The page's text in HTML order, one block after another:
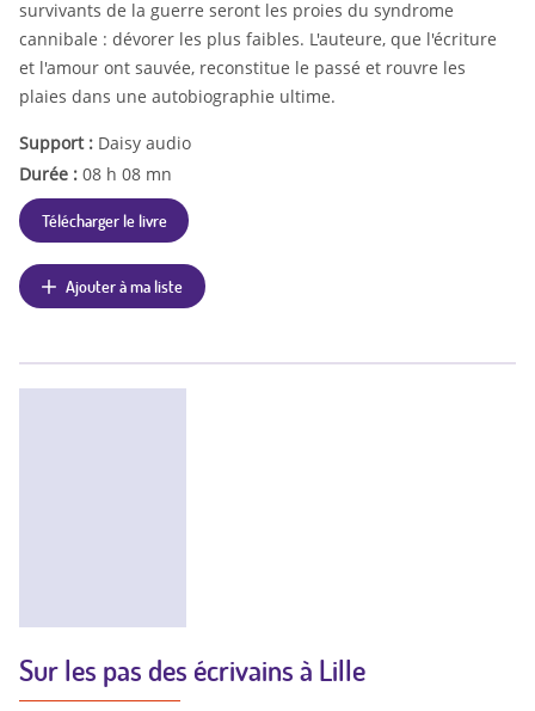
survivants de la guerre seront les proies du syndrome
cannibale : dévorer les plus faibles. L'auteure, que l'écriture
et l'amour ont sauvée, reconstitue le passé et rouvre les
plaies dans une autobiographie ultime.
Support : Daisy audio
Durée : 08 h 08 mn
Télécharger le livre
Ajouter à ma liste
Sur les pas des écrivains à Lille